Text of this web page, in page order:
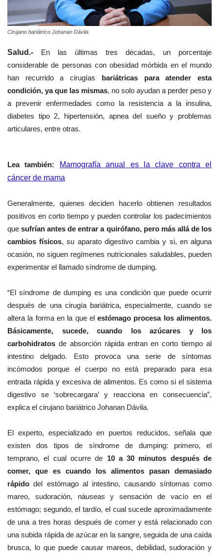
Cirujano bariátrico Johanan Dávila
Salud.- En las últimas tres décadas, un porcentaje
considerable de personas con obesidad mórbida en el mundo
han recurrido a cirugías bariátricas para atender esta
condición, ya que las mismas, no solo ayudan a perder peso y
a prevenir enfermedades como la resistencia a la insulina,
diabetes tipo 2, hipertensión, apnea del sueño y problemas
articulares, entre otras.
Leatambién:
Mamografía anual es la clave contra el
cáncer de mama
Generalmente, quienes deciden hacerlo obtienen resultados
positivos en corto tiempo y pueden controlar los padecimientos
quesufrían antes de entrar a quirófano, pero más allá de los
cambios físicos, su aparato digestivo cambia y si, en alguna
ocasión, no siguen regímenes nutricionales saludables, pueden
experimentar el llamado síndrome de dumping.
“El síndrome de dumping es una condición que puede ocurrir
después de una cirugía bariátrica, especialmente, cuando se
altera la forma en la que elestómago procesa los alimentos.
Básicamente, sucede, cuando los azúcares y los
carbohidratos de absorción rápida entran en corto tiempo al
intestino delgado. Esto provoca una serie de síntomas
incómodos porque el cuerpo no está preparado para esa
entrada rápida y excesiva de alimentos. Es como si el sistema
digestivo se ‘sobrecargara’ y reacciona en consecuencia”,
explica el cirujano bariátrico Johanan Dávila.
El experto, especializado en puertos reducidos, señala que
existen dos tipos de síndrome de dumping: primero, el
temprano, el cual ocurre de 10 a 30 minutos después de
comer, que es cuando los alimentos pasan demasiado
rápidodel estómago al intestino, causando síntomas como
mareo, sudoración, náuseas y sensación de vacío en el
estómago; segundo, el tardío, el cual sucede aproximadamente
de una a tres horas después de comer y está relacionado con
una subida rápida de azúcar en la sangre, seguida de una caída
brusca, lo que puede causar mareos, debilidad, sudoración y